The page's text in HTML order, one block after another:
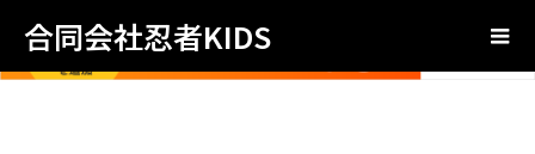
合同会社忍者KIDS